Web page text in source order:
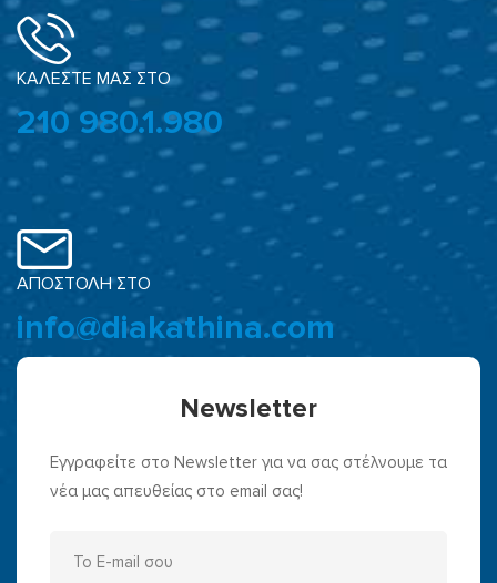
ΚΑΛΕΣΤΕ ΜΑΣ ΣΤΟ
210 980.1.980
ΑΠΟΣΤΟΛΗ ΣΤΟ
info@diakathina.com
Newsletter
Εγγραφείτε στο Newsletter για να σας στέλνουμε τα
νέα μας απευθείας στο email σας!